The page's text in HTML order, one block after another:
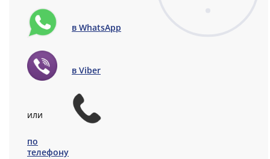
в WhatsApp
в Viber
или
по
телефону